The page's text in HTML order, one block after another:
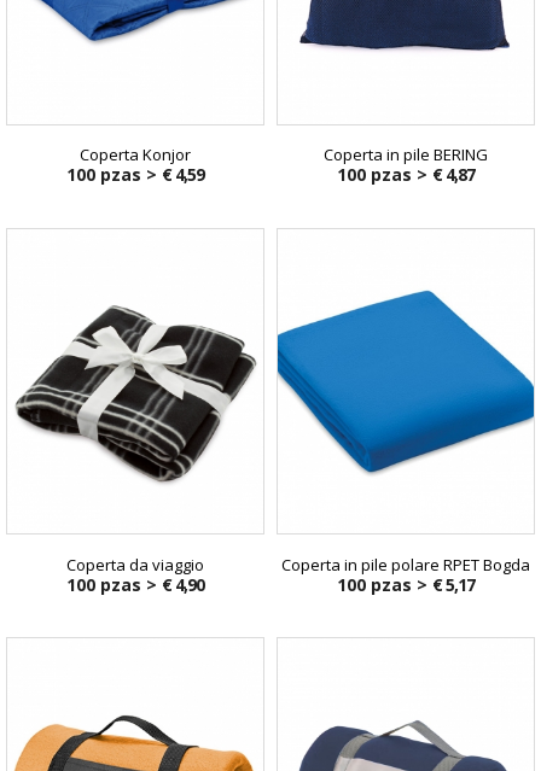
Coperta Konjor
100 pzas > € 4,59
Coperta in pile BERING
100 pzas > € 4,87
Coperta da viaggio
100 pzas > € 4,90
Coperta in pile polare RPET Bogda
100 pzas > € 5,17